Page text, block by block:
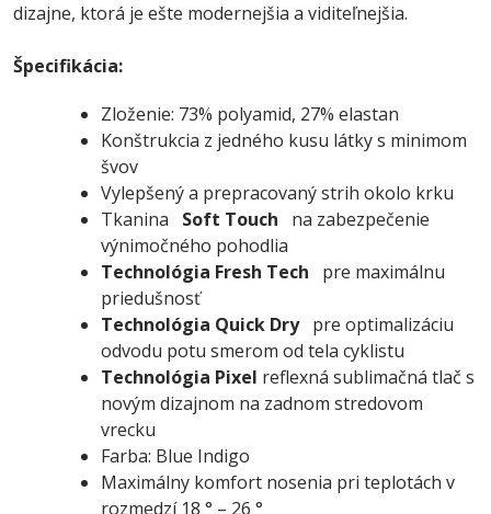
dizajne, ktorá je ešte modernejšia a viditeľnejšia.
Špecifikácia:
Zloženie: 73% polyamid, 27% elastan
Konštrukcia z jedného kusu látky s minimom
švov
Vylepšený a prepracovaný strih okolo krku
Tkanina Soft Touch na zabezpečenie
výnimočného pohodlia
Technológia Fresh Tech pre maximálnu
priedušnosť
Technológia Quick Drypre optimalizáciu
odvodu potu smerom od tela cyklistu
Technológia Pixel reflexná sublimačná tlač s
novým dizajnom na zadnom stredovom
vrecku
Farba: Blue Indigo
Maximálny komfort nosenia pri teplotách v
rozmedzí 18 ° – 26 °